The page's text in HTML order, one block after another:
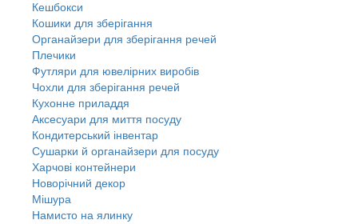
Кешбокси
Кошики для зберігання
Органайзери для зберігання речей
Плечики
Футляри для ювелірних виробів
Чохли для зберігання речей
Кухонне приладдя
Аксесуари для миття посуду
Кондитерський інвентар
Сушарки й органайзери для посуду
Харчові контейнери
Новорічний декор
Мішура
Намисто на ялинку